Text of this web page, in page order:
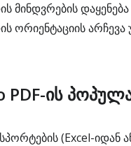
მინდვრების დაყენება
ორიენტაციის არჩევა
PDF-ის
(Excel-იდან